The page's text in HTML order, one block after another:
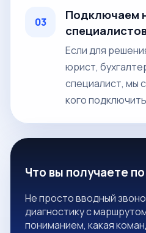
03
Подключаем
Если для
юрист,
специалист, мы
кого
Что вы получаете
Не просто вводный
диагностику с
пониманием, какая